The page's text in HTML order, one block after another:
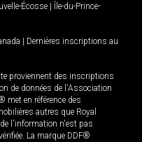
Écosse | Île-du-Prince-
| Dernières inscriptions au
proviennent des inscriptions
de données de l'Association
met en référence des
autres que Royal
l'information n'est pas
La marque DDF®